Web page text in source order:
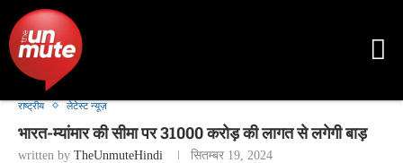
राष्ट्रीय लेटेस्ट न्यूज़
भारत-म्यांमार की सीमा पर 31000 करोड़ की लागत से लगेगी बाड़
written by TheUnmuteHindi सितम्बर 19, 2024